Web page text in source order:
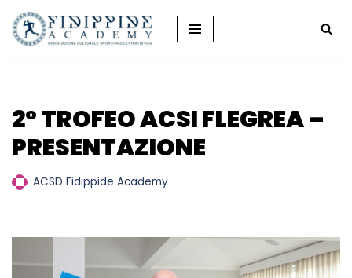
Vai
2° TROFEO ACSI FLEGREA –
PRESENTAZIONE
ACSD Fidippide Academy